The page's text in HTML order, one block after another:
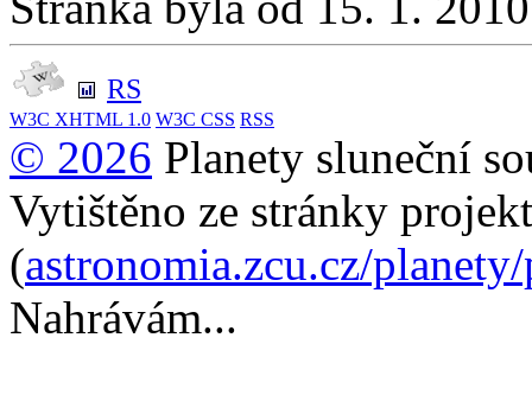
RS
W3C XHTML 1.0 W3C CSS RSS
© 2026 Planety sluneční
Vytištěno ze stránky
(astronomia.zcu.cz/
Nahrávám...